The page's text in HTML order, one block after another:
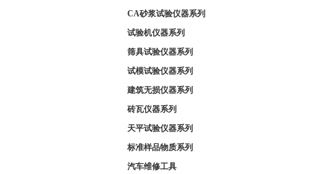
CA砂浆试验仪器系列
试验机仪器系列
筛具试验仪器系列
试模试验仪器系列
建筑无损仪器系列
砖瓦仪器系列
天平试验仪器系列
标准样品物质系列
汽车维修工具